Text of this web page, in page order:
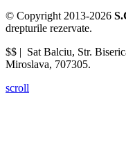
© Copyright 2013-2026
drepturile rezervate.
$$ | Sat Balciu, Str.
Miroslava, 707305.
scroll